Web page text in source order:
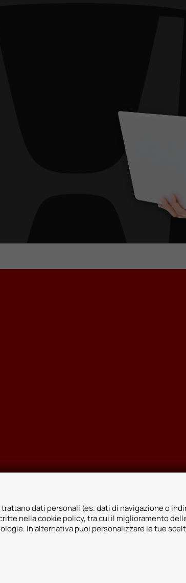
dati personali (es. dati di navigazione o
nella cookie policy, tra cui il miglioramento
In alternativa puoi personalizzare le tue